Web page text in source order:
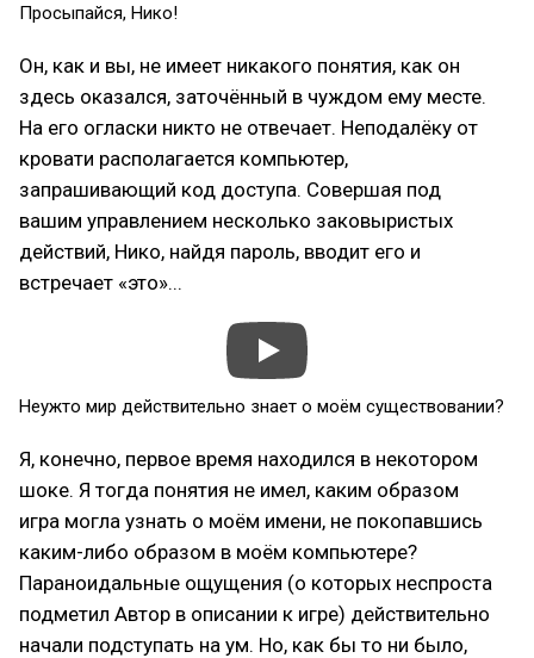
Просыпайся, Нико!
Он, как и вы, не имеет никакого понятия, как он
здесь оказался, заточённый в чуждом ему месте.
На его огласки никто не отвечает. Неподалёку от
кровати располагается компьютер,
запрашивающий код доступа. Совершая под
вашим управлением несколько заковыристых
действий, Нико, найдя пароль, вводит его и
встречает «это»...
Неужто мир действительно знает о моём существовании?
Я, конечно, первое время находился в некотором
шоке. Я тогда понятия не имел, каким образом
игра могла узнать о моём имени, не покопавшись
каким-либо образом в моём компьютере?
Параноидальные ощущения (о которых неспроста
подметил Автор в описании к игре) действительно
начали подступать на ум. Но, как бы то ни было,